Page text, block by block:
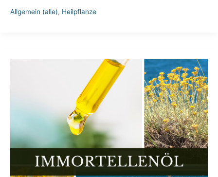
Allgemein (alle), Heilpflanze